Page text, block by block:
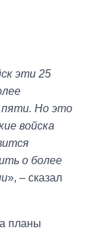
эти 25
пяти. Но это
войска
о более
», – сказал
планы